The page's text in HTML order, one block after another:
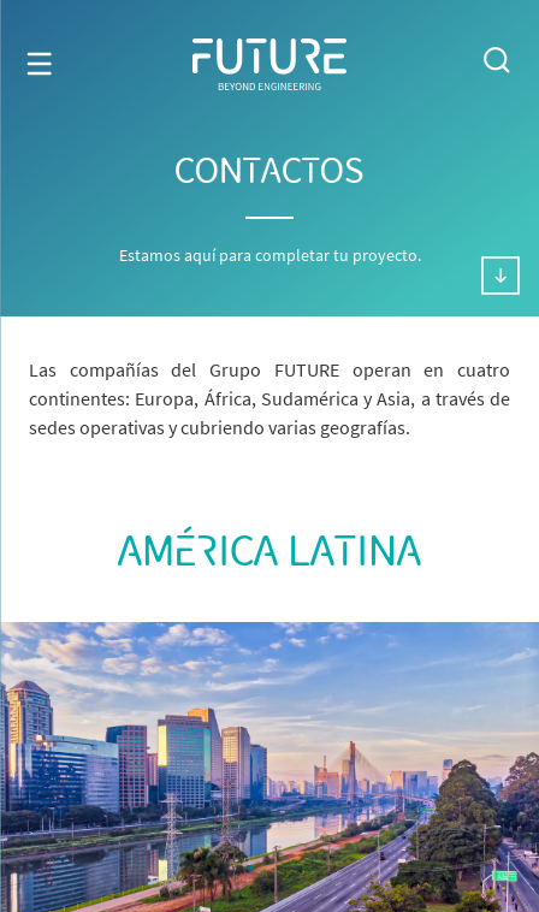
CONTACTOS
Estamos aquí para completar tu proyecto.
Las compañías del Grupo FUTURE operan en cuatro
continentes: Europa, África, Sudamérica y Asia, a través de
sedes operativas y cubriendo varias geografías.
AMÉRICA LATINA